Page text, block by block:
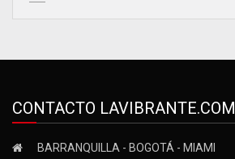
CONTACTO LAVIBRANTE.COM
BARRANQUILLA - BOGOTÁ - MIAMI